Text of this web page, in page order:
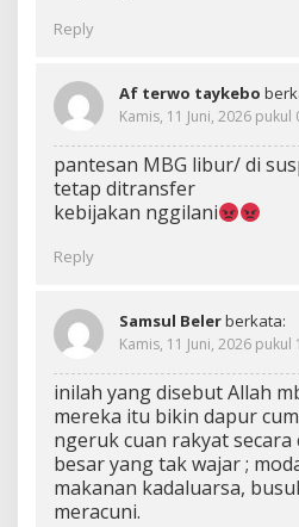
Reply
Af terwo taykebo
Kamis, 11 Juni, 2026 pukul
pantesan MBG libur/ di
tetap ditransfer
kebijakan nggilani
Reply
Samsul Belerberkata:
Kamis, 11 Juni, 2026 pukul
inilah yang disebut Allah
mereka itu bikin dapur
ngeruk cuan rakyat
besar yang tak wajar ;
makanan kadaluarsa,
meracuni.